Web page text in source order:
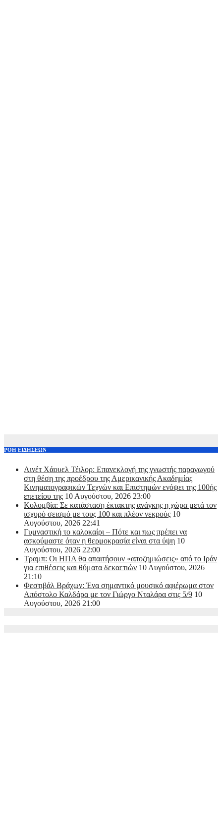
ΡΟΗ ΕΙΔΗΣΕΩΝ
Λινέτ Χάουελ Τέιλορ: Επανεκλογή της γνωστής παραγωγού
στη θέση της προέδρου της Αμερικανικής Ακαδημίας
Κινηματογραφικών Τεχνών και Επιστημών ενόψει της 100ής
επετείου της 10 Αυγούστου, 2026 23:00
Κολομβία: Σε κατάσταση έκτακτης ανάγκης η χώρα μετά τον
ισχυρό σεισμό με τους 100 και πλέον νεκρούς 10
Αυγούστου, 2026 22:41
Γυμναστική το καλοκαίρι – Πότε και πως πρέπει να
ασκούμαστε όταν η θερμοκρασία είναι στα ύψη 10
Αυγούστου, 2026 22:00
Τραμπ: Οι ΗΠΑ θα απαιτήσουν «αποζημιώσεις» από το Ιράν
για επιθέσεις και θύματα δεκαετιών 10 Αυγούστου, 2026
21:10
Φεστιβάλ Βράχων: Ένα σημαντικό μουσικό αφιέρωμα στον
Απόστολο Καλδάρα με τον Γιώργο Νταλάρα στις 5/9 10
Αυγούστου, 2026 21:00